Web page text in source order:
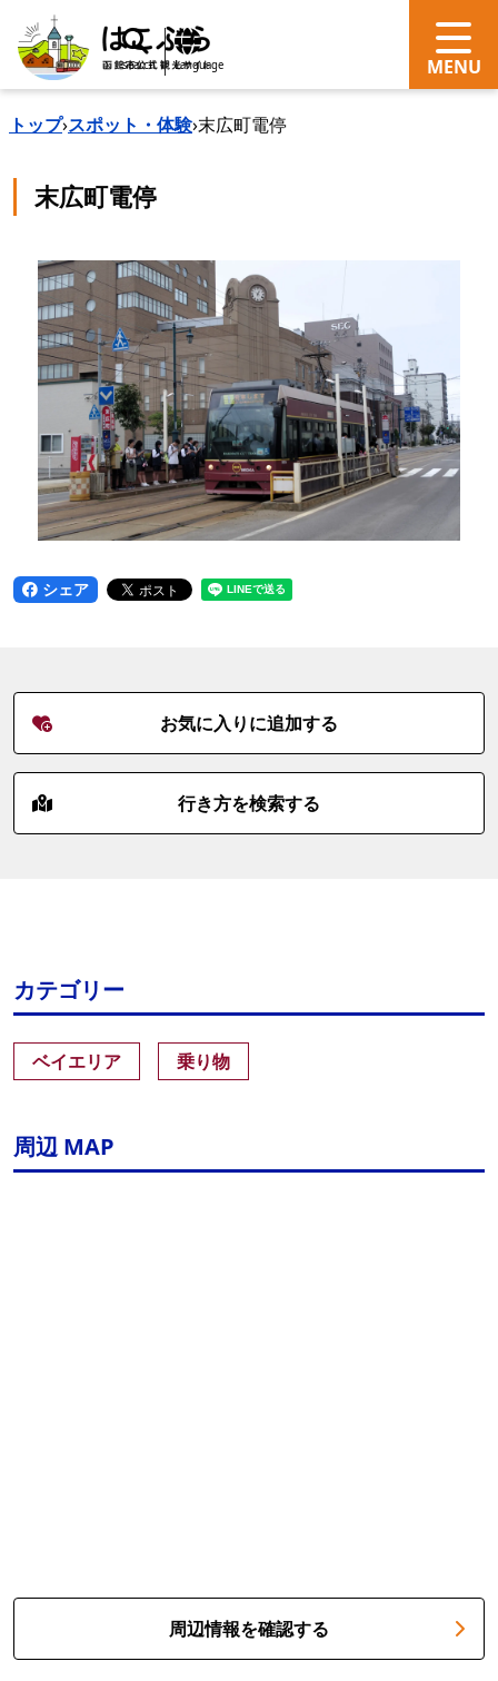
search Language
トップ›スポット・体験›末広町電停
末広町電停
シェア
お気に入りに追加する
行き方を検索する
カテゴリー
ベイエリア 乗り物
周辺 MAP
周辺情報を確認する